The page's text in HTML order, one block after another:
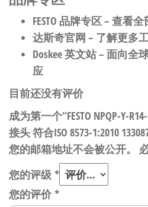
FESTO 品牌专区– 查看全
达斯奇官网 – 了解更多
Doskee 英文站– 面向全
应
目前还没有评价
成为第一个“FESTO NPQP-Y-
接头 符合ISO 8573-1:2010
您的邮箱地址不会被公开。
您的评级 *
您的评价*